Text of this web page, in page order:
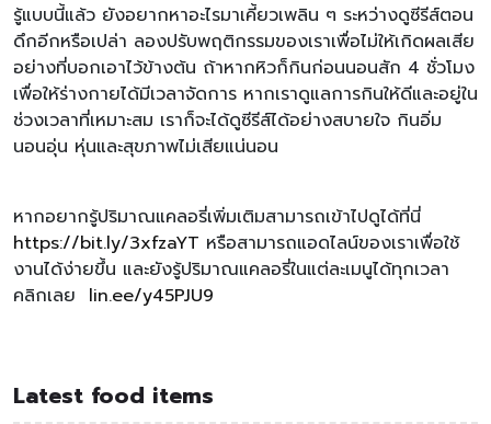
รู้แบบนี้แล้ว ยังอยากหาอะไรมาเคี้ยวเพลิน ๆ ระหว่างดูซีรีส์ตอน
ดึกอีกหรือเปล่า ลองปรับพฤติกรรมของเราเพื่อไม่ให้เกิดผลเสีย
อย่างที่บอกเอาไว้ข้างต้น ถ้าหากหิวก็กินก่อนนอนสัก 4 ชั่วโมง
เพื่อให้ร่างกายได้มีเวลาจัดการ หากเราดูแลการกินให้ดีและอยู่ใน
ช่วงเวลาที่เหมาะสม เราก็จะได้ดูซีรีส์ได้อย่างสบายใจ กินอิ่ม
นอนอุ่น หุ่นและสุขภาพไม่เสียแน่นอน
หากอยากรู้ปริมาณแคลอรี่เพิ่มเติมสามารถเข้าไปดูได้ที่นี่
https://bit.ly/3xfzaYT หรือสามารถแอดไลน์ของเราเพื่อใช้
งานได้ง่ายขึ้น และยังรู้ปริมาณแคลอรี่ในแต่ละเมนูได้ทุกเวลา
คลิกเลย lin.ee/y45PJU9
Latest food items